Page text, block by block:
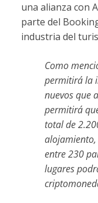
una alianza con
parte del
industria del
Como
permitirá la
nuevos que
permitirá
total de
alojamiento,
entre 230
lugares